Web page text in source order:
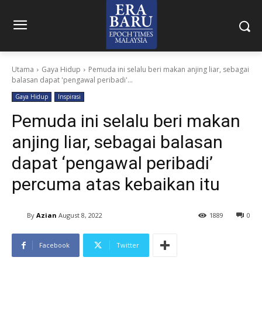
Utama Gaya Hidup
Pemuda ini selalu beri makan anjing liar, sebagai
balasan dapat 'pengawal peribadi'...
Gaya Hidup Inspirasi
Pemuda ini selalu beri makan
anjing liar, sebagai balasan
dapat ‘pengawal peribadi’
percuma atas kebaikan itu
By Azian August 8, 2022 0
1889
Facebook Twitter